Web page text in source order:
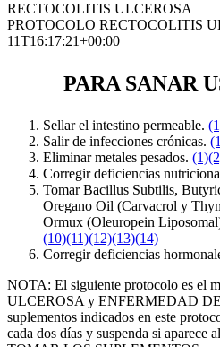
RECTOCOLITIS ULCEROSA
PROTOCOLO RECTOCOLITIS
11T16:17:21+00:00
PARA SANAR
Sellar el intestino permeable.
Salir de infecciones crónicas.
Eliminar metales pesados. (1)
Corregir deficiencias
Tomar Bacillus Subtilis,
Oregano Oil (Carvacrol y
Ormux (Oleuropein
(10)(11)(12)(13)(14)
Corregir deficiencias
NOTA: El siguiente protocolo es el
ULCEROSA y ENFERMEDAD
suplementos indicados en este
cada dos días y suspenda si aparece